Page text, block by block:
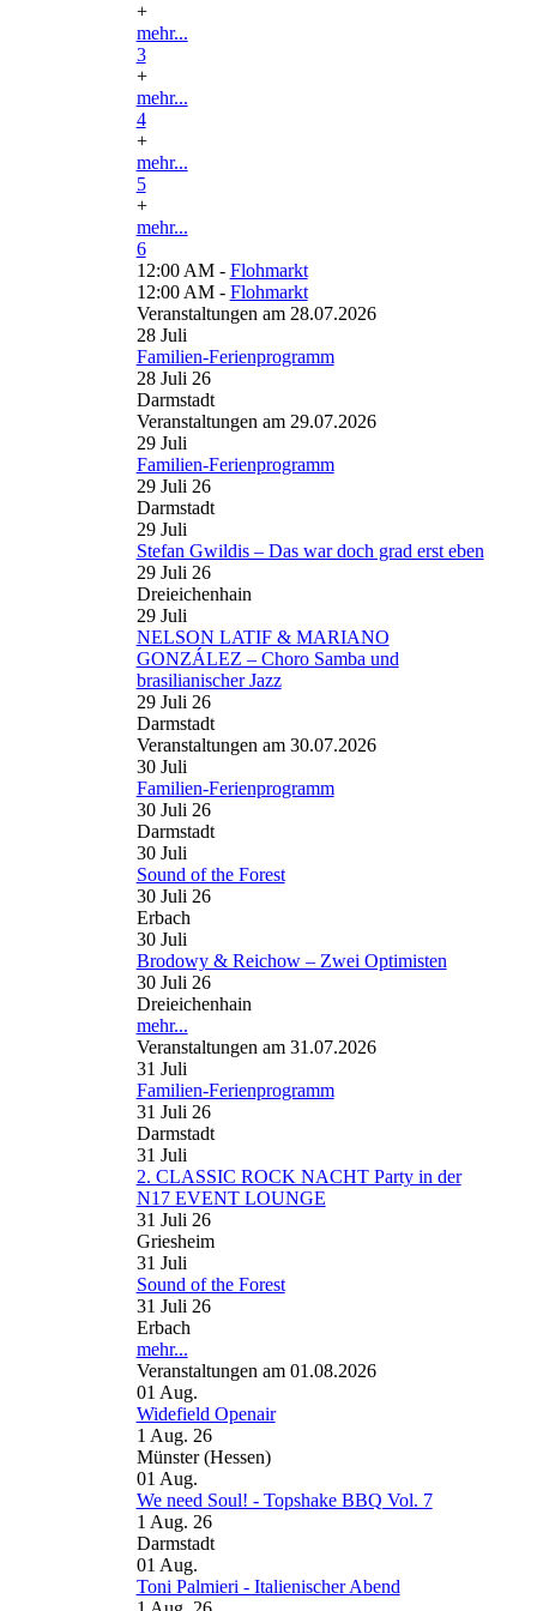
+
mehr...
3
+
mehr...
4
+
mehr...
5
+
mehr...
6
12:00 AM - Flohmarkt
12:00 AM - Flohmarkt
Veranstaltungen am 28.07.2026
28 Juli
Familien-Ferienprogramm
28 Juli 26
Darmstadt
Veranstaltungen am 29.07.2026
29 Juli
Familien-Ferienprogramm
29 Juli 26
Darmstadt
29 Juli
Stefan Gwildis – Das war doch grad erst eben
29 Juli 26
Dreieichenhain
29 Juli
NELSON LATIF & MARIANO
GONZÁLEZ – Choro Samba und
brasilianischer Jazz
29 Juli 26
Darmstadt
Veranstaltungen am 30.07.2026
30 Juli
Familien-Ferienprogramm
30 Juli 26
Darmstadt
30 Juli
Sound of the Forest
30 Juli 26
Erbach
30 Juli
Brodowy & Reichow – Zwei Optimisten
30 Juli 26
Dreieichenhain
mehr...
Veranstaltungen am 31.07.2026
31 Juli
Familien-Ferienprogramm
31 Juli 26
Darmstadt
31 Juli
2. CLASSIC ROCK NACHT Party in der
N17 EVENT LOUNGE
31 Juli 26
Griesheim
31 Juli
Sound of the Forest
31 Juli 26
Erbach
mehr...
Veranstaltungen am 01.08.2026
01 Aug.
Widefield Openair
1 Aug. 26
Münster (Hessen)
01 Aug.
We need Soul! - Topshake BBQ Vol. 7
1 Aug. 26
Darmstadt
01 Aug.
Toni Palmieri - Italienischer Abend